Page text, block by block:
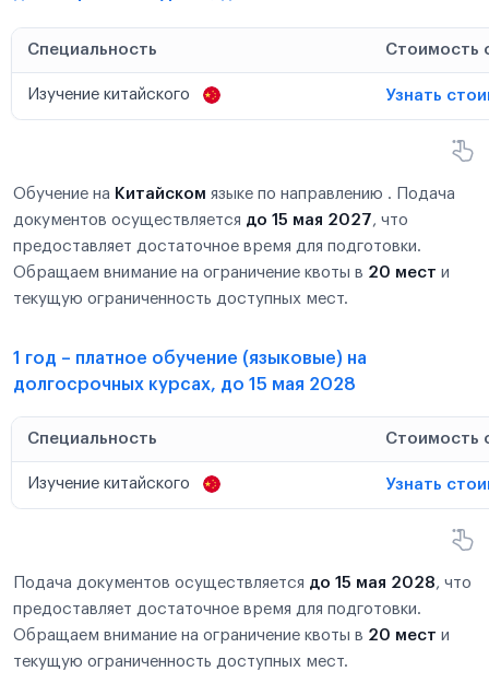
Специальность Стоимость
Изучение китайского Узнать
Обучение на Китайском языке по направлению . Подача
документов осуществляется до 15 мая 2027, что
предоставляет достаточное время для подготовки.
Обращаем внимание на ограничение квоты в 20 мест и
текущую ограниченность доступных мест.
1 год – платное обучение (языковые) на
долгосрочных курсах, до 15 мая 2028
Специальность Стоимость
Изучение китайского Узнать
Подача документов осуществляется до 15 мая 2028 , что
предоставляет достаточное время для подготовки.
Обращаем внимание на ограничение квоты в 20 мест и
текущую ограниченность доступных мест.